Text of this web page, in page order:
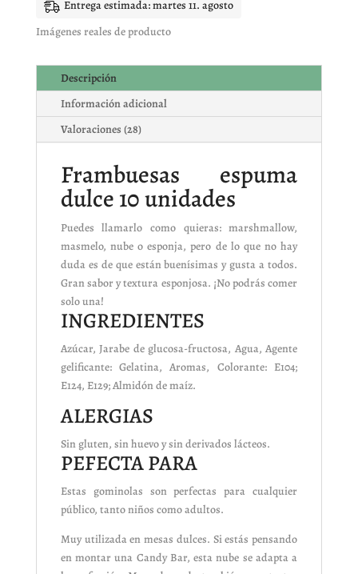
Entrega estimada: martes 11. agosto
Imágenes reales de producto
Descripción
Información adicional
Valoraciones (28)
Frambuesas espuma
dulce 10 unidades
Puedes llamarlo como quieras: marshmallow,
masmelo, nube o esponja, pero de lo que no hay
duda es de que están buenísimas y gusta a todos.
Gran sabor y textura esponjosa. ¡No podrás comer
solo una!
INGREDIENTES
Azúcar, Jarabe de glucosa-fructosa, Agua, Agente
gelificante: Gelatina, Aromas, Colorante: E104;
E124, E129; Almidón de maíz.
ALERGIAS
Sin gluten, sin huevo y sin derivados lácteos.
PEFECTA PARA
Estas gominolas son perfectas para cualquier
público, tanto niños como adultos.
Muy utilizada en mesas dulces. Si estás pensando
en montar una Candy Bar, esta nube se adapta a